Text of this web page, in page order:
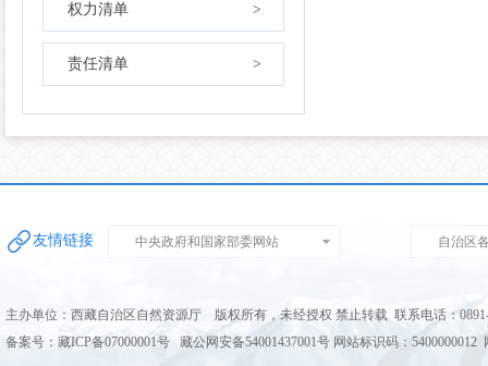
权力清单 >
责任清单 >
友情链接 中央政府和国家部委网站 自治区
主办单位：西藏自治区自然资源厅 版权所有，未经授权 禁止转载 联系电话：
备案号：藏ICP备07000001号 藏公网安备54001437001号 网站标识码：5400000012